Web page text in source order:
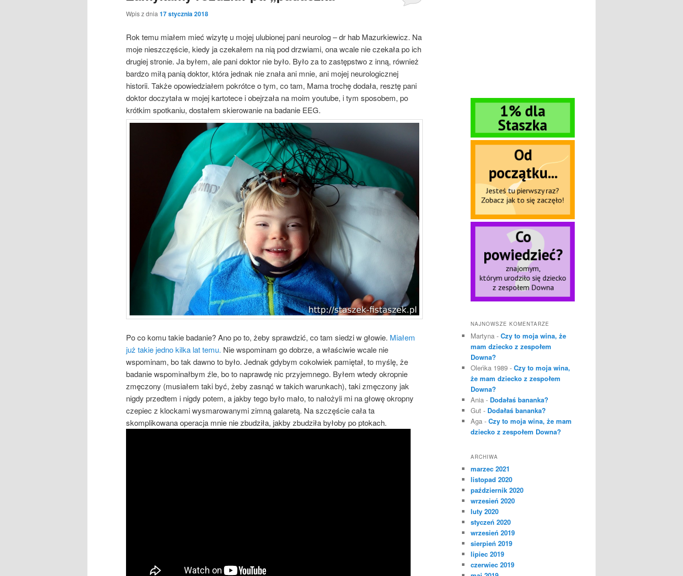
Wpis z dnia 17 stycznia 2018
Rok temu miałem mieć wizytę u mojej ulubionej pani neurolog – dr hab Mazurkiewicz. Na
moje nieszczęście, kiedy ja czekałem na nią pod drzwiami, ona wcale nie czekała po ich
drugiej stronie. Ja byłem, ale pani doktor nie było. Było za to zastępstwo z inną, również
bardzo miłą panią doktor, która jednak nie znała ani mnie, ani mojej neurologicznej
historii. Także opowiedziałem pokrótce o tym, co tam, Mama trochę dodała, resztę pani
doktor doczytała w mojej kartotece i obejrzała na moim youtube, i tym sposobem, po
krótkim spotkaniu, dostałem skierowanie na badanie EEG.
Po co komu takie badanie? Ano po to, żeby sprawdzić, co tam siedzi w głowie. Miałem
już takie jedno kilka lat temu. Nie wspominam go dobrze, a właściwie wcale nie
wspominam, bo tak dawno to było. Jednak gdybym cokolwiek pamiętał, to myślę, że
badanie wspominałbym źle, bo to naprawdę nic przyjemnego. Byłem wtedy okropnie
zmęczony (musiałem taki być, żeby zasnąć w takich warunkach), taki zmęczony jak
nigdy przedtem i nigdy potem, a jakby tego było mało, to nałożyli mi na głowę okropny
czepiec z klockami wysmarowanymi zimną galaretą. Na szczęście cała ta
skomplikowana operacja mnie nie zbudziła, jakby zbudziła byłoby po ptokach.
NAJNOWSZE KOMENTARZE
Martyna - Czy to moja wina, że
mam dziecko z zespołem
Downa?
Oleńka 1989 - Czy to moja wina,
że mam dziecko z zespołem
Downa?
Ania - Dodałaś bananka?
Gut - Dodałaś bananka?
Aga - Czy to moja wina, że mam
dziecko z zespołem Downa?
ARCHIWA
marzec 2021
listopad 2020
październik 2020
wrzesień 2020
luty 2020
styczeń 2020
wrzesień 2019
sierpień 2019
lipiec 2019
czerwiec 2019